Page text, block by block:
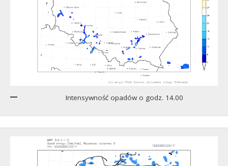
Intensywność opadów o godz. 14.00